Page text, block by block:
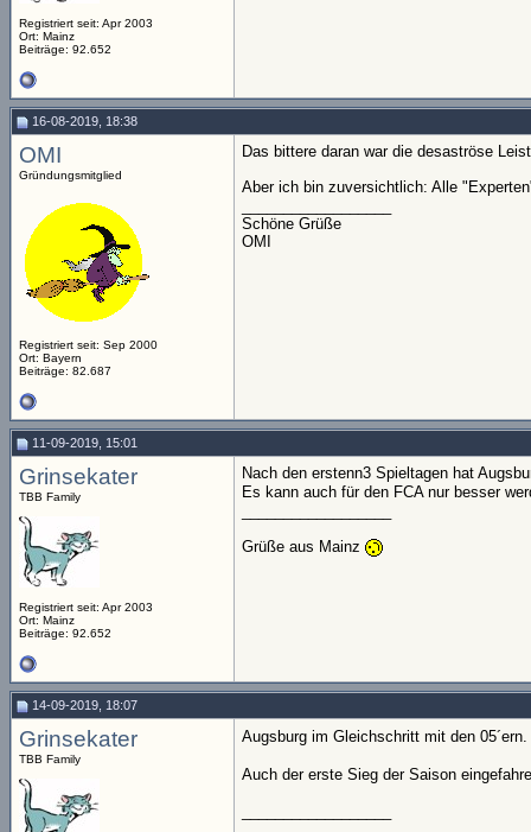
Registriert seit: Apr 2003
Ort: Mainz
Beiträge: 92.652
16-08-2019, 18:38
OMI
Gründungsmitglied
Registriert seit: Sep 2000
Ort: Bayern
Beiträge: 82.687
Das bittere daran war die desaströse
Aber ich bin zuversichtlich: Alle
Schöne Grüße
OMI
11-09-2019, 15:01
Grinsekater
TBB Family
Registriert seit: Apr 2003
Ort: Mainz
Beiträge: 92.652
Nach den erstenn3 Spieltagen hat
Es kann auch für den FCA nur besser
Grüße aus Mainz
14-09-2019, 18:07
Grinsekater
TBB Family
Augsburg im Gleichschritt mit den 05´ern.
Auch der erste Sieg der Saison